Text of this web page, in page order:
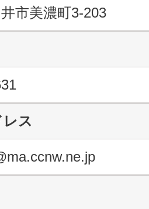
市美濃町3-203
ス